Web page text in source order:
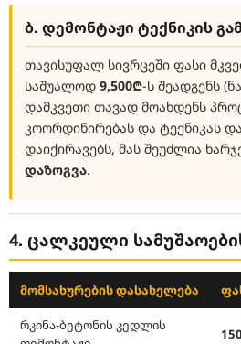
ბ. დემონტაჟი ტექნიკის
თავისუფალ სივრცეში ფასი
საშუალოდ 9,500₾-ს შეადგენს
დამკვეთი თავად მოახდენს
კოორდინირებას და ტექნიკას
დაიქირავებს, მას შეუძლია
დაზოგვა.
4. ცალკეული
მომსახურების დასახელება
რკინა-ბეტონის კედლის